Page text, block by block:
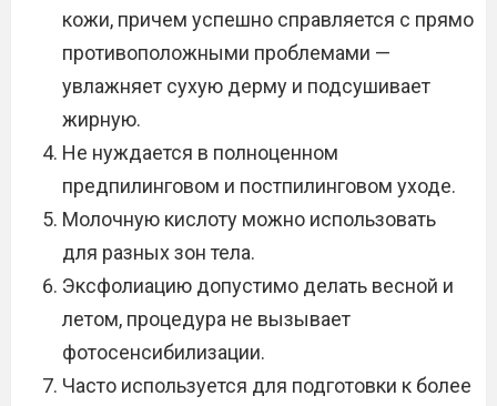
кожи, причем успешно справляется с прямо
противоположными проблемами —
увлажняет сухую дерму и подсушивает
жирную.
Не нуждается в полноценном
предпилинговом и постпилинговом уходе.
Молочную кислоту можно использовать
для разных зон тела.
Эксфолиацию допустимо делать весной и
летом, процедура не вызывает
фотосенсибилизации.
Часто используется для подготовки к более